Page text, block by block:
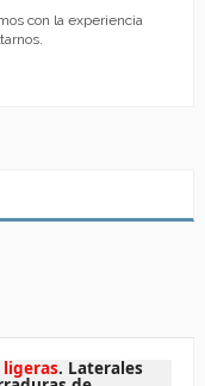
con la experiencia
. Laterales